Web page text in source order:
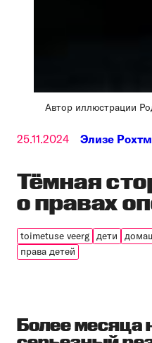
Автор иллюстрации
Тёмная
о правах
25.11.2024 Элизе
toimetuse veerg дети
права детей
Более месяца